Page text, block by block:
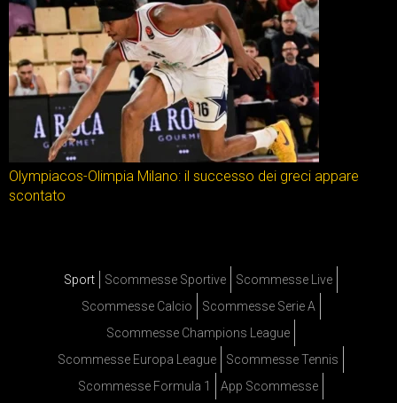
Olympiacos-Olimpia Milano: il successo dei greci appare
scontato
Sport Scommesse Sportive
Scommesse Live
Scommesse Calcio
Scommesse Serie A
Scommesse Champions League
Scommesse Europa League
Scommesse Tennis
Scommesse Formula 1
App Scommesse